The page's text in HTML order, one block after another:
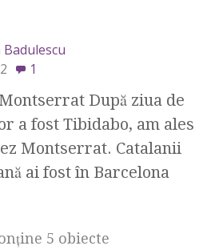
1
După ziua de
a fost Tibidabo, am ales
Montserrat. Catalanii
ai fost în Barcelona
5 obiecte